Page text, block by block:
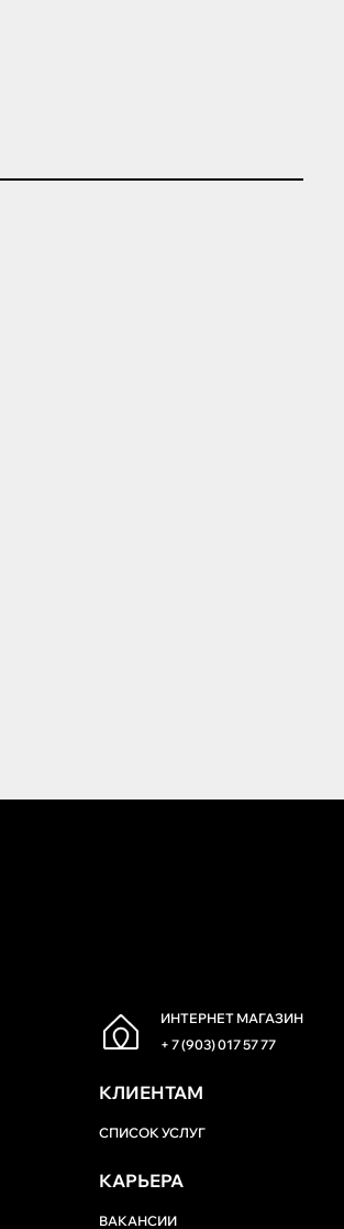
ИНТЕРНЕТ МАГАЗИН
+ 7 (903) 017 57 77
КЛИЕНТАМ
СПИСОК УСЛУГ
КАРЬЕРА
ВАКАНСИИ